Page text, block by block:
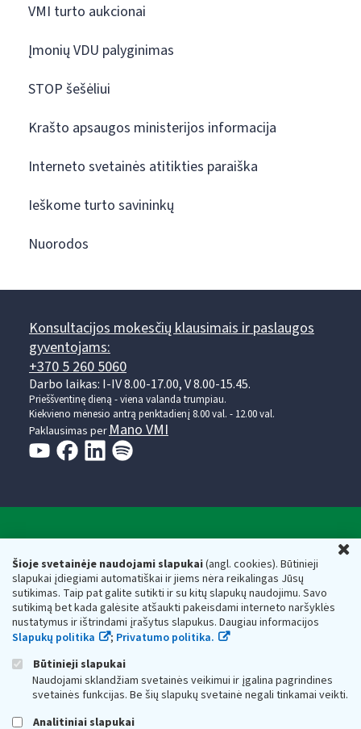
Šioje svetainėje naudojami slapukai(angl. cookies). Būtinieji
slapukai įdiegiami automatiškai ir jiems nėra reikalingas Jūsų
sutikimas. Taip pat galite sutikti ir su kitų slapukų naudojimu. Savo
sutikimą bet kada galėsite atšaukti pakeisdami interneto naršyklės
nustatymus ir ištrindami įrašytus slapukus. Daugiau informacijos
Slapukų politika
; Privatumo politika.
Būtinieji slapukai
Naudojami sklandžiam svetainės veikimui ir įgalina pagrindines
svetainės funkcijas. Be šių slapukų svetainė negali tinkamai veikti.
Analitiniai slapukai
VMI turto aukcionai
Įmonių VDU palyginimas
STOP šešėliui
Krašto apsaugos ministerijos informacija
Interneto svetainės atitikties paraiška
Ieškome turto savininkų
Nuorodos
Konsultacijos mokesčių klausimais ir paslaugos
gyventojams:
+370 5 260 5060
Darbo laikas: I-IV 8.00-17.00, V 8.00-15.45.
Prieššventinę dieną - viena valanda trumpiau.
Kiekvieno mėnesio antrą penktadienį 8.00 val. - 12.00 val.
Paklausimas per Mano VMI
Respublikos finansų ministerijos
Biudžetinė įstaiga. Juridinio asmens kodas — 188659752,
adresas: Vasario 16-osios g. 14, 01107 Vilnius, Lietuva, el.paštas:
vmi@vmi.lt, E. pristatymo dėžutės adresas 188659752
Duomenys apie Valstybinę mokesčių inspekciją prie Lietuvos
Respublikos finansų ministerijos kaupiami ir saugomi Juridinių